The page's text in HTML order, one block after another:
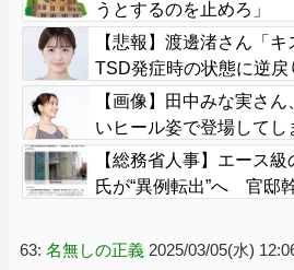
うとするのを止めろ」
【悲報】渡邊渚さん「
TSD発症時の状態に逆戻
【画像】田中みな実さ
いヒール姿で登場してし
【総務省人事】エース
氏が“異例転出”へ 官邸
63: 名無しの正義 2025/03/05(水)